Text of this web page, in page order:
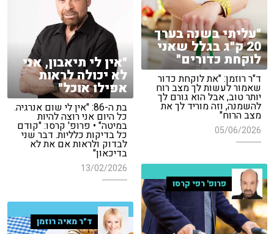
"עליתי בשנה בערך
20 ק"ג בגלל שאני
לוקחת כדורים"
ד"ר רוזמן: "את לוקחת כדור
שאמור לעשות לך מצב רוח
יותר טוב, אבל הוא גורם לך
להשמנה, וזה מוריד לך את
מצב הרוח"
05/06/2026
"אין לי תיאבון, אני
לא יכולה לראות
אפילו אוכל"
בת ה-86: "אין לי שום אנרגיה.
כל היום אני רוצה להיות
במיטה" • פרופ' קרסו: "קודם
כל בדיקות כלליות. דבר שני
לבדוק ולראות אם את לא
בדיכאון"
13/02/2026
פרופ' רפי קרסו
ד"ר מאיה רוזמן